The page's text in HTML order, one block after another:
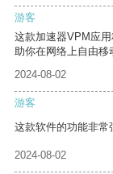
游客
这款加速器VPM应
助你在网络上自由移
2024-08-02
游客
这款软件的功能非常
2024-08-02